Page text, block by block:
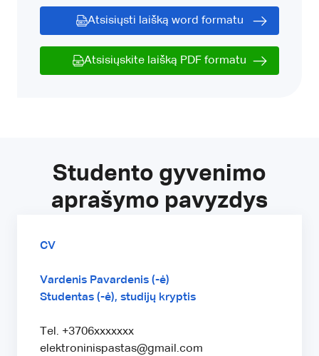
Atsisiųsti laišką word formatu
Atsisiųskite laišką PDF formatu
Studento gyvenimo
aprašymo pavyzdys
CV
Vardenis Pavardenis (-ė)
Studentas (-ė), studijų kryptis
Tel. +3706xxxxxxx
elektroninispastas@gmail.com